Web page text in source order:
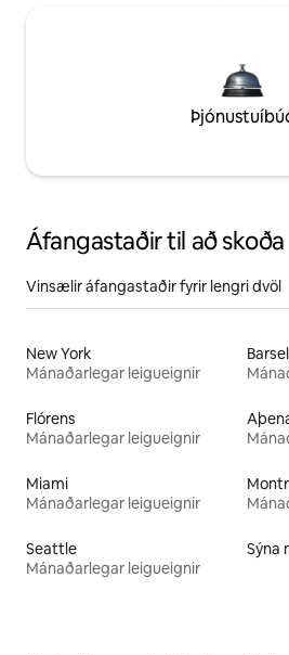
Áfangastaðir til að skoða
Vinsælir áfangastaðir fyrir lengri dvöl
New York
Mánaðarlegar leigueignir
Flórens
Mánaðarlegar leigueignir
Miami
Mánaðarlegar leigueignir
Seattle
Mánaðarlegar leigueignir
Sýna